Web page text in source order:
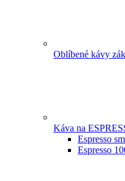
Oblíbené kávy
Káva na
Espresso
Espresso